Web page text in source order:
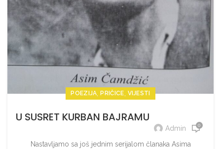
POEZIJA ,PRIČICE VIJESTI
U SUSRET KURBAN BAJRAMU
Admin 0
Nastavljamo sa još jednim serijalom članaka Asima